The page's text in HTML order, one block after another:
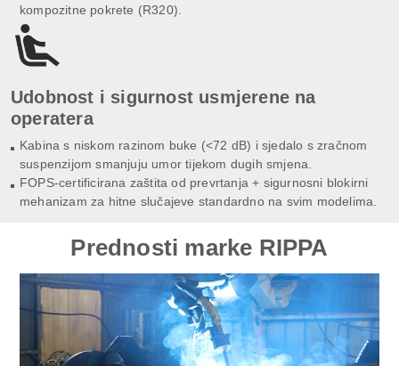
kompozitne pokrete (R320).
Udobnost i sigurnost usmjerene na
operatera
Kabina s niskom razinom buke (<72 dB) i sjedalo s zračnom
suspenzijom smanjuju umor tijekom dugih smjena.
FOPS-certificirana zaštita od prevrtanja + sigurnosni blokirni
mehanizam za hitne slučajeve standardno na svim modelima.
Prednosti marke RIPPA